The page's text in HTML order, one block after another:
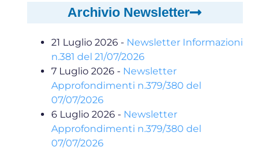
Archivio Newsletter
21 Luglio 2026 - Newsletter Informazioni
n.381 del 21/07/2026
7 Luglio 2026 - Newsletter
Approfondimenti n.379/380 del
07/07/2026
6 Luglio 2026 - Newsletter
Approfondimenti n.379/380 del
07/07/2026